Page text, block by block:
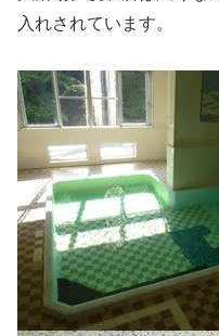
入れされています。